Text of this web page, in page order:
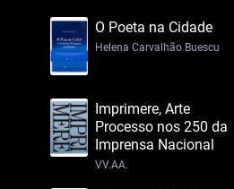
O Poeta na Cidade
Helena Carvalhão Buescu
Imprimere, Arte
Processo nos 250 da
Imprensa Nacional
VV.AA.